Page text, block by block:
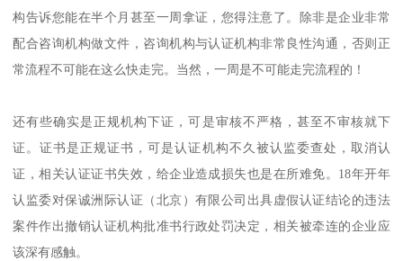
构告诉您能在半个月甚至一周拿证，您得注意了。除非是企业非常
配合咨询机构做文件，咨询机构与认证机构非常良性沟通，否则正
常流程不可能在这么快走完。当然，一周是不可能走完流程的！
还有些确实是正规机构下证，可是审核不严格，甚至不审核就下
证。证书是正规证书，可是认证机构不久被认监委查处，取消认
证，相关认证证书失效，给企业造成损失也是在所难免。18年开年
认监委对保诚洲际认证（北京）有限公司出具虚假认证结论的违法
案件作出撤销认证机构批准书行政处罚决定，相关被牵连的企业应
该深有感触。